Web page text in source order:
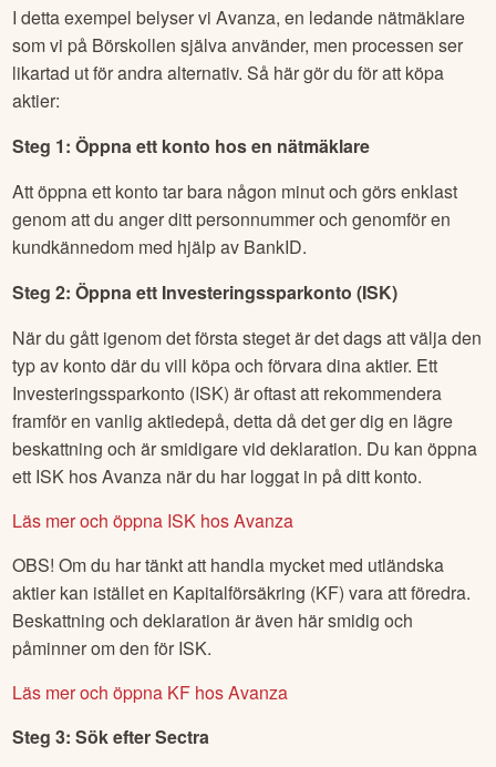
I detta exempel belyser vi Avanza, en ledande nätmäklare
som vi på Börskollen själva använder, men processen ser
likartad ut för andra alternativ. Så här gör du för att köpa
aktier:
Steg 1: Öppna ett konto hos en nätmäklare
Att öppna ett konto tar bara någon minut och görs enklast
genom att du anger ditt personnummer och genomför en
kundkännedom med hjälp av BankID.
Steg 2: Öppna ett Investeringssparkonto (ISK)
När du gått igenom det första steget är det dags att välja den
typ av konto där du vill köpa och förvara dina aktier. Ett
Investeringssparkonto (ISK) är oftast att rekommendera
framför en vanlig aktiedepå, detta då det ger dig en lägre
beskattning och är smidigare vid deklaration. Du kan öppna
ett ISK hos Avanza när du har loggat in på ditt konto.
Läs mer och öppna ISK hos Avanza
OBS! Om du har tänkt att handla mycket med utländska
aktier kan istället en Kapitalförsäkring (KF) vara att föredra.
Beskattning och deklaration är även här smidig och
påminner om den för ISK.
Läs mer och öppna KF hos Avanza
Steg 3: Sök efterSectra